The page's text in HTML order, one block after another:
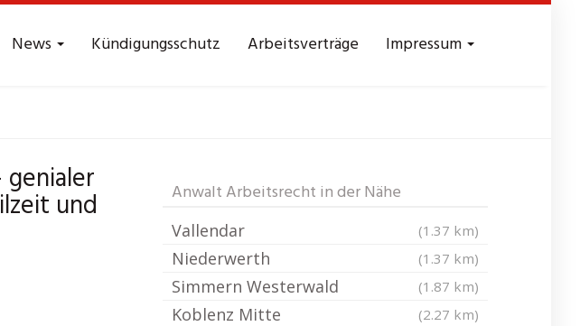
News Kündigungsschutz Arbeitsverträge Impressum
bei Koblenz am Rhein
und Anwalt Arbeitsrecht in der Nähe
Vallendar (1.37 km)
Niederwerth (1.37 km)
Simmern Westerwald (1.87 km)
Koblenz Mitte (2.27 km)